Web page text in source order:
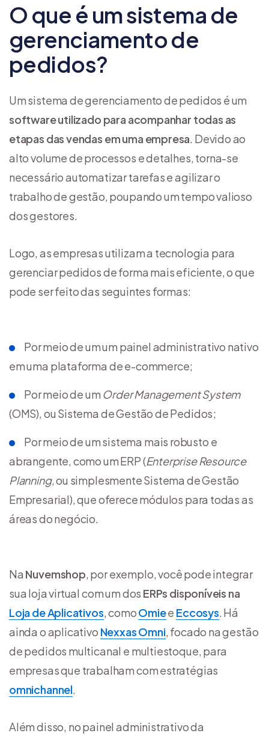
O que é um sistema de
gerenciamento de
pedidos?
Um sistema de gerenciamento de pedidos é um
software utilizado para acompanhar todas as
etapas das vendas em uma empresa. Devido ao
alto volume de processos e detalhes, torna-se
necessário automatizar tarefas e agilizar o
trabalho de gestão, poupando um tempo valioso
dos gestores.
Logo, as empresas utilizam a tecnologia para
gerenciar pedidos de forma mais eficiente, o que
pode ser feito das seguintes formas:
Por meio de um um painel administrativo nativo
em uma plataforma de e-commerce;
Por meio de um Order Management System
(OMS), ou Sistema de Gestão de Pedidos;
Por meio de um sistema mais robusto e
abrangente, como um ERP (Enterprise Resource
Planning, ou simplesmente Sistema de Gestão
Empresarial), que oferece módulos para todas as
áreas do negócio.
Na Nuvemshop, por exemplo, você pode integrar
sua loja virtual com um dos ERPs disponíveis na
Loja de Aplicativos, comoOmiee Eccosys. Há
ainda o aplicativo Nexxas Omni, focado na gestão
de pedidos multicanal e multiestoque, para
empresas que trabalham com estratégias
omnichannel.
Além disso, no painel administrativo da